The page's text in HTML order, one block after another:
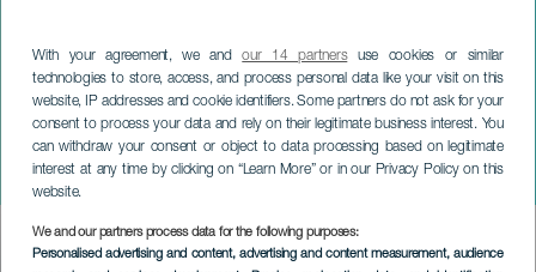
With your agreement, we andour 14 partnersuse cookies or similar
technologies to store, access, and process personal data like your visit on this
website, IP addresses and cookie identifiers. Some partners do not ask for your
consent to process your data and rely on their legitimate business interest. You
can withdraw your consent or object to data processing based on legitimate
interest at any time by clicking on “Learn More” or in our Privacy Policy on this
website.
We and our partners process data for the following purposes:
Personalised advertising and content, advertising and content measurement, audience
Valle Gran Rey
Boekenweek
LA GOMERA
Imagen
Listado